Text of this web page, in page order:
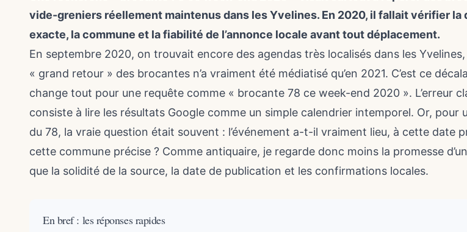
vide-greniers réellement maintenus dans les Yvelines. En 2020, il fallait vérifier la
exacte, la commune et la fiabilité de l’annonce locale avant tout déplacement.
En septembre 2020, on trouvait encore des agendas très localisés dans les
« grand retour » des brocantes n’a vraiment été médiatisé qu’en 2021. C’est ce
change tout pour une requête comme « brocante 78 ce week-end 2020 ». L’erreur
consiste à lire les résultats Google comme un simple calendrier intemporel. Or, pour
du 78, la vraie question était souvent : l’événement a-t-il vraiment lieu, à cette date
cette commune précise ? Comme antiquaire, je regarde donc moins la promesse
que la solidité de la source, la date de publication et les confirmations locales.
En bref : les réponses rapides